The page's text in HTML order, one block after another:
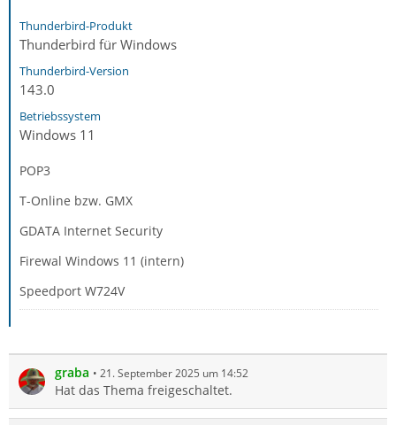
Thunderbird-Produkt
Thunderbird für Windows
Thunderbird-Version
143.0
Betriebssystem
Windows 11
POP3
T-Online bzw. GMX
GDATA Internet Security
Firewal Windows 11 (intern)
Speedport W724V
graba 21. September 2025 um 14:52
Hat das Thema freigeschaltet.